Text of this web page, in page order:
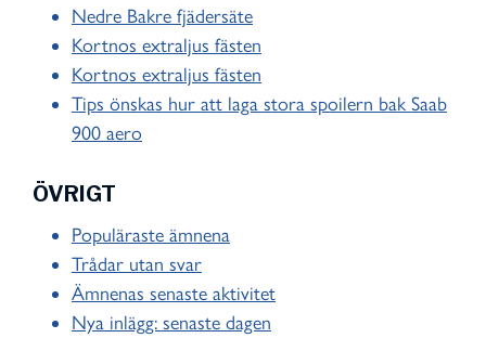
Nedre Bakre fjädersäte
Kortnos extraljus fästen
Kortnos extraljus fästen
Tips önskas hur att laga stora spoilern bak Saab
900 aero
ÖVRIGT
Populäraste ämnena
Trådar utan svar
Ämnenas senaste aktivitet
Nya inlägg: senaste dagen